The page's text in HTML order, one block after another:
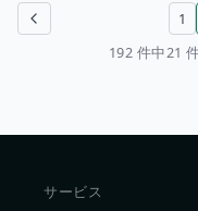
前のページ 1
192 件中21
サービス